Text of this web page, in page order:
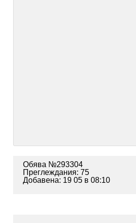
Обява №293304
Преглеждания: 75
Добавена: 19 05 в 08:10